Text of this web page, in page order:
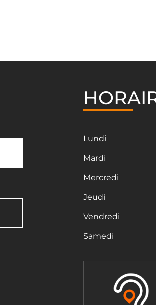
Lundi
Mardi
Mercredi
Jeudi
Vendredi
Samedi